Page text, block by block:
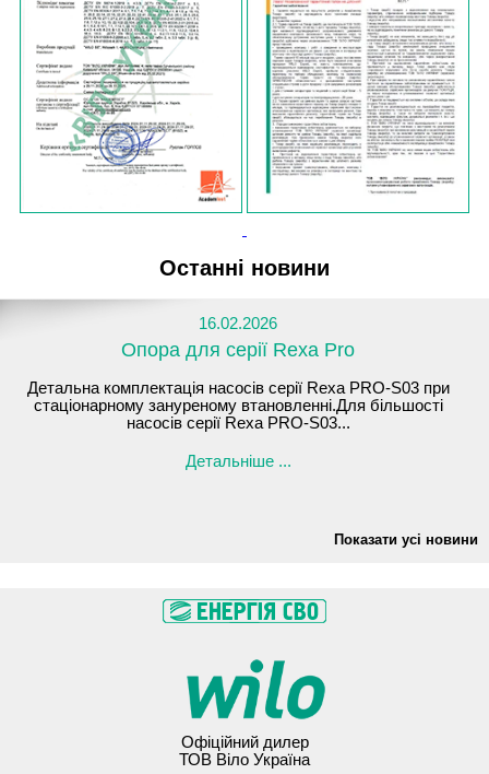
Останні новини
16.02.2026
Опора для серії Rexa Pro
Детальна комплектація насосів серії Rexa PRO-S03 при
стаціонарному зануреному втановленні.Для більшості
насосів серії Rexa PRO-S03...
Детальніше ...
Показати усі новини
Офіційний дилер
ТОВ Віло Україна